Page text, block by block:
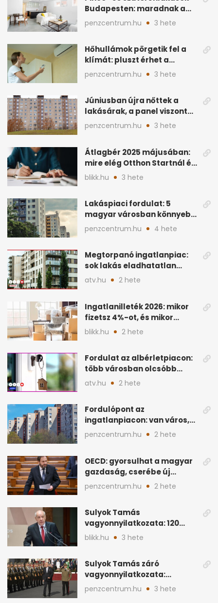
Budapesten: maradnak a
szigorú szabályok
penzcentrum.hu 3 hete
Hőhullámok pörgetik fel a
klímát: pluszt érhet a
lakásban a hűtés
penzcentrum.hu 3 hete
Júniusban újra nőttek a
lakásárak, a panel viszont
lemaradt
penzcentrum.hu 3 hete
Átlagbér 2025 májusában:
mire elég Otthon Startnál és
hitelnél?
blikk.hu 3 hete
Lakáspiaci fordulat: 5
magyar városban könnyebb
lett lakást venni
penzcentrum.hu 4 hete
Megtorpanó ingatlanpiac:
sok lakás eladhatatlan
maradhat árcsökkentés
atv.hu 2 hete
Ingatlanilleték 2026: mikor
fizetsz 4%-ot, és mikor
úszható meg legálisan?
blikk.hu 2 hete
Fordulat az albérletpiacon:
több városban olcsóbb
lehet a hiteltörlesztő
atv.hu 2 hete
Fordulópont az
ingatlanpiacon: van város,
ahol a vétel már olcsóbb
penzcentrum.hu 2 hete
OECD: gyorsulhat a magyar
gazdaság, cserébe új
ingatlanadó is felmerül
penzcentrum.hu 2 hete
Sulyok Tamás
vagyonnyilatkozata: 120
milliós megtakarítás, 5
blikk.hu 3 hete
Sulyok Tamás záró
vagyonnyilatkozata:
ingatlanok és
megtakarítások
penzcentrum.hu 3 hete